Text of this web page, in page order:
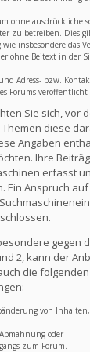
ohne ausdrückliche
zu betreiben. Dies
insbesondere das
ohne Beitext in der
und Adress- bzw.
Forums veröffentlicht
Sie sich, vor
diese
Angaben
Ihre
erfasst
Ein Anspruch
gegen
2, kann der
die
von
oder
zum Forum.